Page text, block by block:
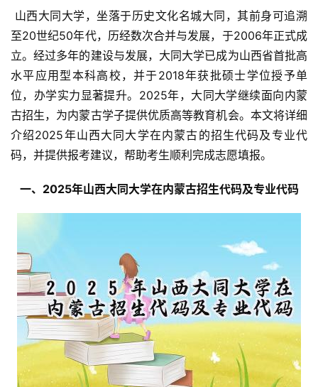
至20世纪50年代，历经数次合并与发展，于2006年正式成
立。经过多年的建设与发展，大同大学已成为山西省首批高
水平应用型本科高校，并于2018年获批硕士学位授予单
位，办学实力显著提升。2025年，大同大学继续面向内蒙
古招生，为内蒙古学子提供优质高等教育机会。本文将详细
介绍2025年山西大同大学在内蒙古的招生代码及专业代
码，并提供报考建议，帮助考生顺利完成志愿填报。
  一、2025年山西大同大学在内蒙古招生代码及专业代码